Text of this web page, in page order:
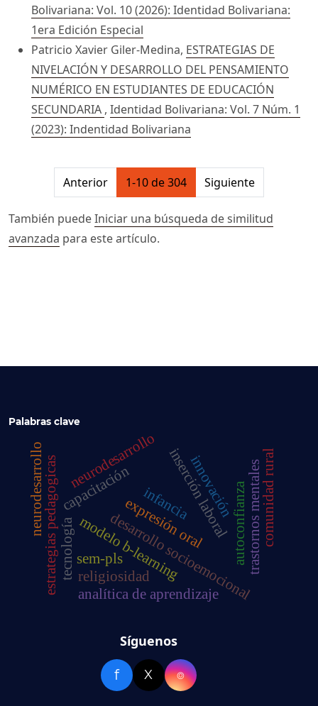
Bolivariana: Vol. 10 (2026): Identidad Bolivariana:
1era Edición Especial
Patricio Xavier Giler-Medina, ESTRATEGIAS DE
NIVELACIÓN Y DESARROLLO DEL PENSAMIENTO
NUMÉRICO EN ESTUDIANTES DE EDUCACIÓN
SECUNDARIA , Identidad Bolivariana: Vol. 7 Núm. 1
(2023): Indentidad Bolivariana
##issue.pagination##
Anterior 1-10 de 304 Siguiente
También puedeIniciar una búsqueda de similitud
avanzada para este artículo.
Palabras clave
modelo b-learning
tecnología
capacitación innovación
desarrollo socioemocional
expresión oral autoconfianza
inserción laboral
estrategias pedagogicas neurodesarrollo
analítica de aprendizaje
trastornos mentalescomunidad rural
religiosidad
sem-pls
neurodesarrollo infancia
Síguenos
f X ⌾